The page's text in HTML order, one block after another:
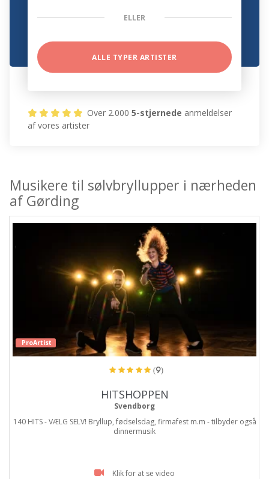
ELLER
ALLE TYPER ARTISTER
Over 2.0005-stjernede anmeldelser
af vores artister
Musikere til sølvbryllupper i nærheden
af Gørding
ProArtist
(9)
HITSHOPPEN
Svendborg
140 HITS - VÆLG SELV! Bryllup, fødselsdag, firmafest m.m - tilbyder også
dinnermusik
Klik for at se video